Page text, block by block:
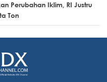
Perubahan Iklim, RI Justru
Ton